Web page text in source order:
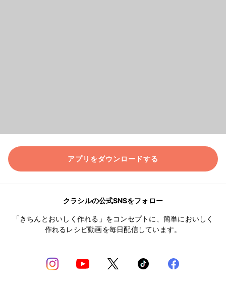
アプリをダウンロードする
クラシルの公式SNSをフォロー
「きちんとおいしく作れる」をコンセプトに、簡単においしく
作れるレシピ動画を毎日配信しています。